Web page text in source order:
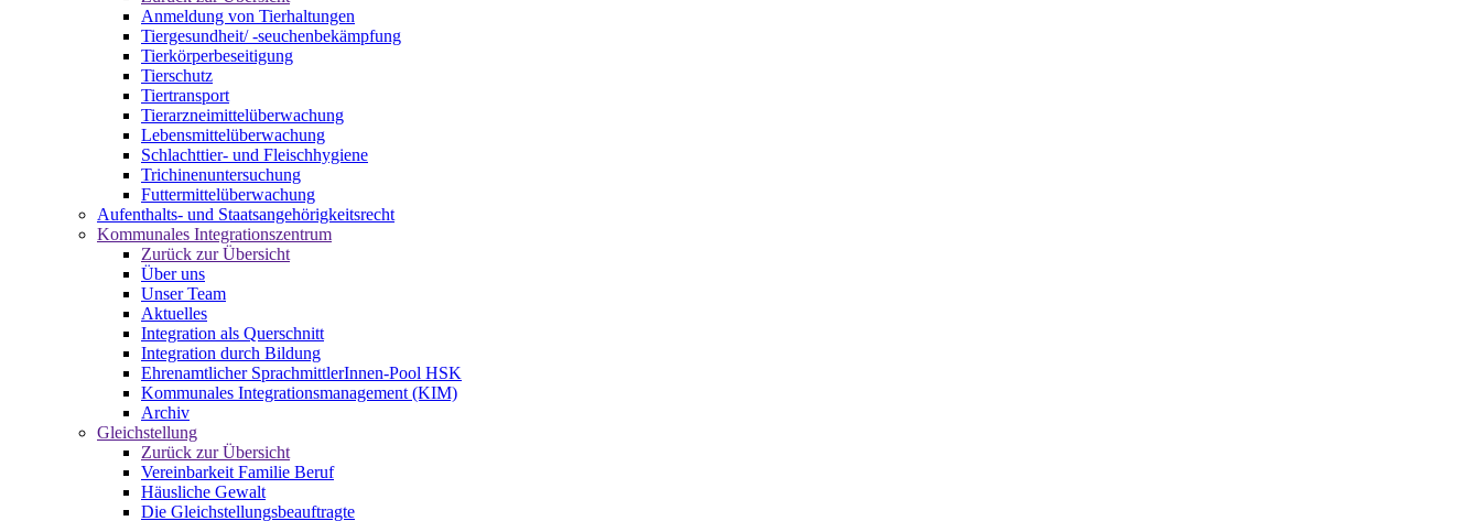
Anmeldung von Tierhaltungen
Tiergesundheit/ -seuchenbekämpfung
Tierkörperbeseitigung
Tierschutz
Tiertransport
Tierarzneimittelüberwachung
Lebensmittelüberwachung
Schlachttier- und Fleischhygiene
Trichinenuntersuchung
Futtermittelüberwachung
Aufenthalts- und Staatsangehörigkeitsrecht
Kommunales Integrationszentrum
Zurück zur Übersicht
Über uns
Unser Team
Aktuelles
Integration als Querschnitt
Integration durch Bildung
Ehrenamtlicher SprachmittlerInnen-Pool HSK
Kommunales Integrationsmanagement (KIM)
Archiv
Gleichstellung
Zurück zur Übersicht
Vereinbarkeit Familie Beruf
Häusliche Gewalt
Die Gleichstellungsbeauftragte